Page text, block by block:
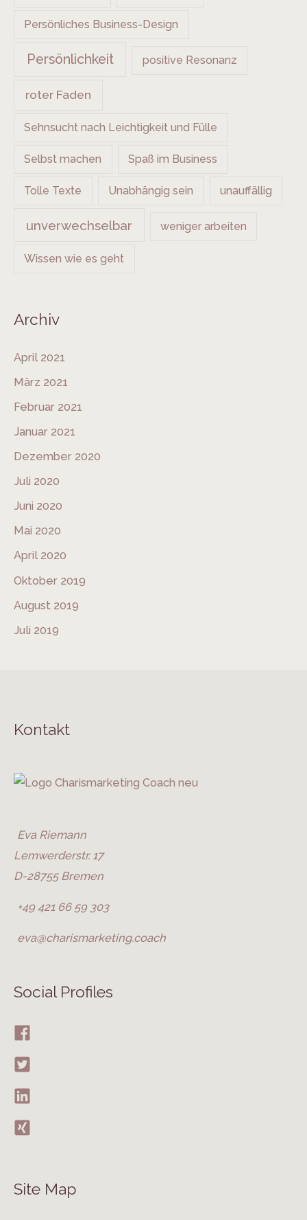
Persönliches Business-Design
Persönlichkeit positive Resonanz
roter Faden
Sehnsucht nach Leichtigkeit und Fülle
Selbst machen Spaß im Business
Tolle Texte Unabhängig sein unauffällig
unverwechselbar weniger arbeiten
Wissen wie es geht
Archiv
April 2021
März 2021
Februar 2021
Januar 2021
Dezember 2020
Juli 2020
Juni 2020
Mai 2020
April 2020
Oktober 2019
August 2019
Juli 2019
Kontakt
Eva Riemann
Lemwerderstr. 17
D-28755 Bremen
+49 421 66 59 303
eva@charismarketing.coach
Social Profiles
Site Map